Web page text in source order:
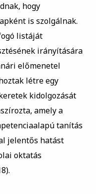
hogy
is szolgálnak.
listáját
irányítására
előmenetel
létre egy
kidolgozását
amely a
tanítás
jelentős hatást
oktatás